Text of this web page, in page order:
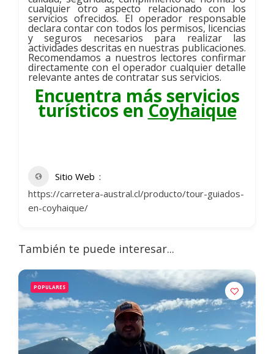
cualquier otro aspecto relacionado con los
servicios ofrecidos. El operador responsable
declara contar con todos los permisos, licencias
y seguros necesarios para realizar las
actividades descritas en nuestras publicaciones.
Recomendamos a nuestros lectores confirmar
directamente con el operador cualquier detalle
relevante antes de contratar sus servicios.
Encuentra más servicios
turísticos enCoyhaique
Sitio Web
https://carretera-austral.cl/producto/tour-guiados-
en-coyhaique/
También te puede interesar...
POPULARES